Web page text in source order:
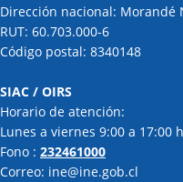
Dirección nacional: Morandé
RUT: 60.703.000-6
Código postal: 8340148
SIAC / OIRS
Horario de atención:
Lunes a viernes 9:00 a 17:00
Fono : 232461000
Correo: ine@ine.gob.cl